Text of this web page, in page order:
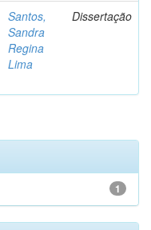
Santos,
Sandra
Regina
Lima
Dissertação
1